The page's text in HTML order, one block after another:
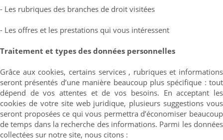
- Les rubriques des branches de droit visitées
- Les offres et les prestations qui vous intéressent
Traitement et types des données personnelles
Grâce aux cookies, certains services , rubriques et informations
seront présentés d’une manière beaucoup plus spécifique : tout
dépend de vos attentes et de vos besoins. En acceptant les
cookies de votre site web juridique, plusieurs suggestions vous
seront proposées ce qui vous permettra d’économiser beaucoup
de temps dans la recherche des informations. Parmi les données
collectées sur notre site, nous citons :